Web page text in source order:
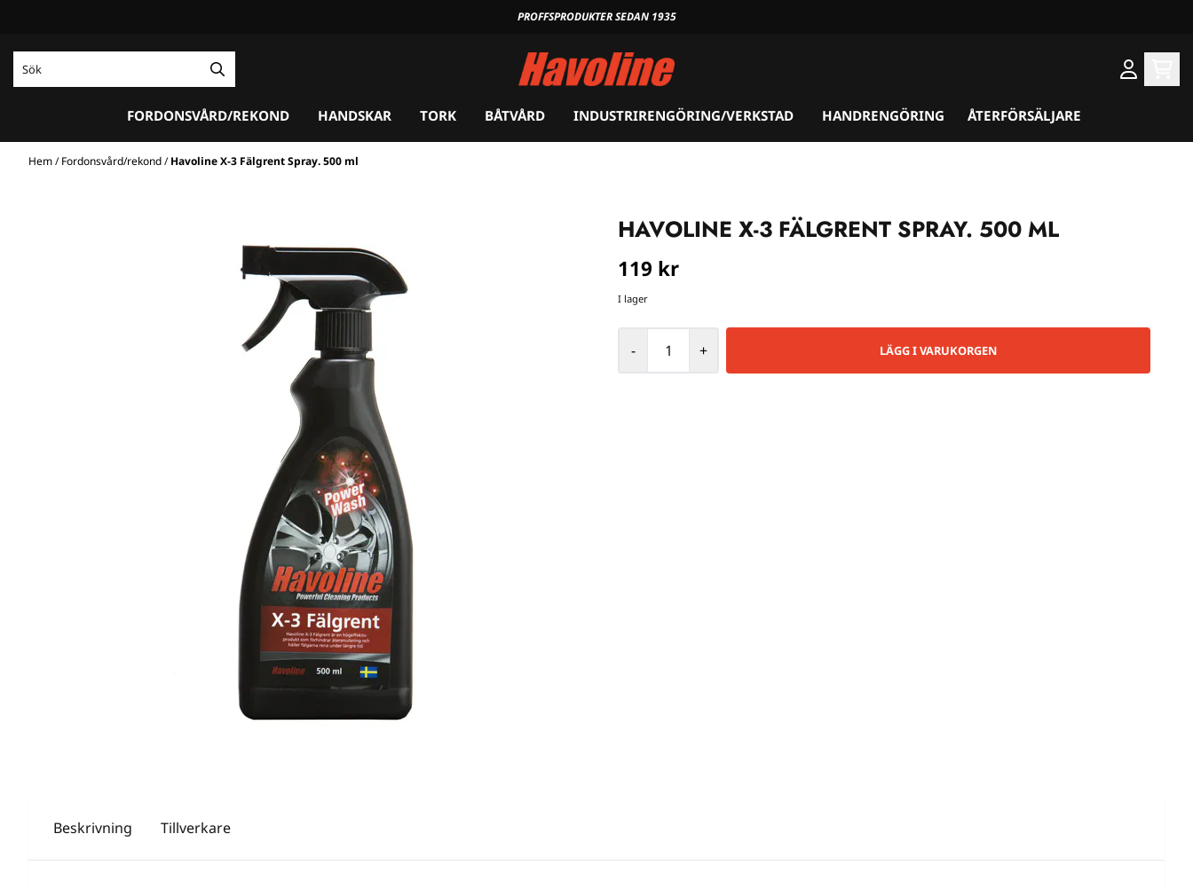
PROFFSPRODUKTER SEDAN 1935
FORDONSVÅRD/REKOND HANDSKAR TORK BÅTVÅRD INDUSTRIRENGÖRING/VERKSTAD HANDRENGÖRING ÅTERFÖRSÄLJARE
Hem/Fordonsvård/rekond/Havoline X-3 Fälgrent Spray. 500 ml
HAVOLINE X-3 FÄLGRENT SPRAY. 500 ML
119 kr
I lager
- +
Beskrivning Tillverkare